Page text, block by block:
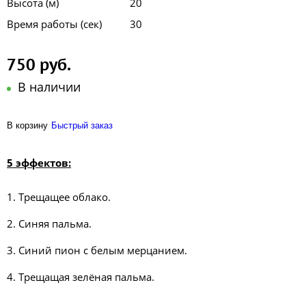
Высота (м)
20
Время работы (сек)
30
750 руб.
В наличии
В корзину Быстрый заказ
5 эффектов:
1. Трещащее облако.
2. Синяя пальма.
3. Синий пион с белым мерцанием.
4. Трещащая зелёная пальма.